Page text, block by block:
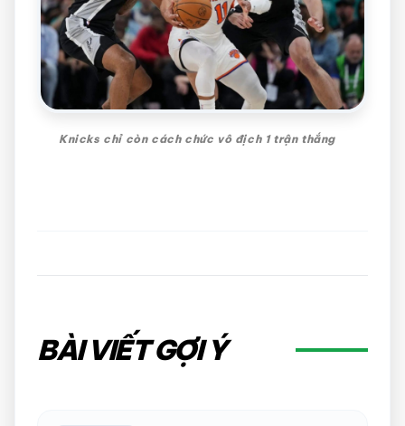
Knicks chỉ còn cách chức vô địch 1 trận thắng
BÀI VIẾT GỢI Ý